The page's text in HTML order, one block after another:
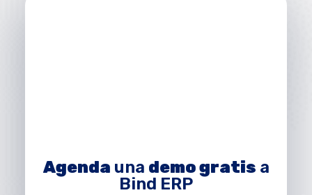
Agenda una demo gratis a
Bind ERP